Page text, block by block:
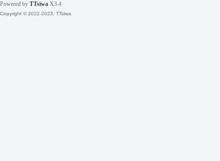
Powered by TTsiwa X3.4
Copyright © 2022-2023, TTsiwa.